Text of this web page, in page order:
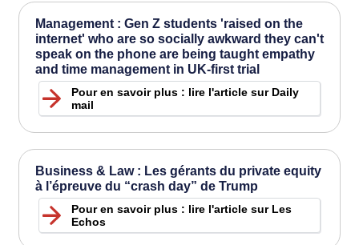
Management : Gen Z students 'raised on the
internet' who are so socially awkward they can't
speak on the phone are being taught empathy
and time management in UK-first trial
Pour en savoir plus : lire l'article sur Daily
mail
Business & Law : Les gérants du private equity
à l’épreuve du “crash day” de Trump
Pour en savoir plus : lire l'article sur Les
Echos